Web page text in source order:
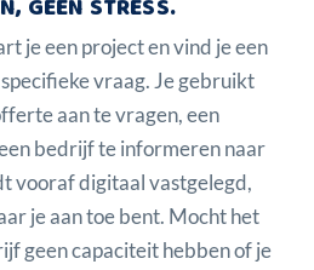
GEEN STRESS.
je een project en vind je een
vraag. Je gebruikt
aan te vragen, een
bedrijf te informeren naar
vooraf digitaal vastgelegd,
je aan toe bent. Mocht het
geen capaciteit hebben of je